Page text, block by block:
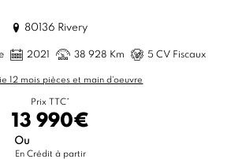
80136 Rivery
2021 38 928 Km 5 CV Fiscaux
12 mois pièces et main d'oeuvre
Prix TTC*
13 990€
Ou
En Crédit à partir